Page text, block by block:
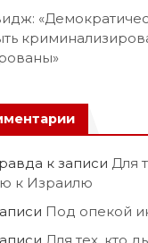
к записи Для
к Израилю
Под опекой